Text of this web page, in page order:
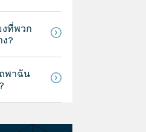
ที่พวก
?
พาฉัน